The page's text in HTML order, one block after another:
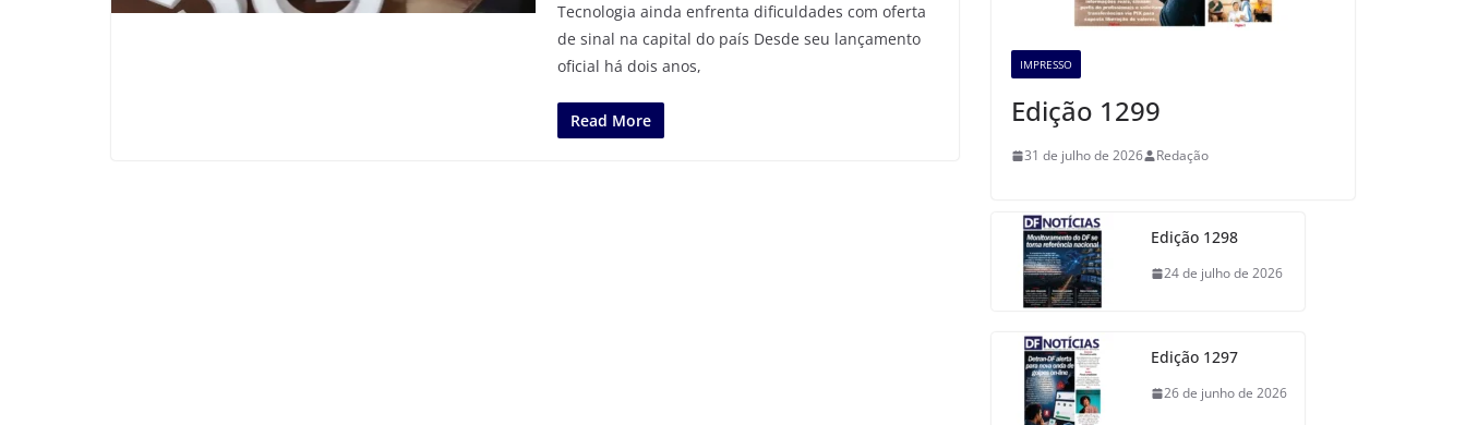
Tecnologia ainda enfrenta dificuldades com oferta
de sinal na capital do país Desde seu lançamento
oficial há dois anos,
Read More
IMPRESSO
Edição 1299
31 de julho de 2026 Redação
Edição 1298
24 de julho de 2026
Edição 1297
26 de junho de 2026